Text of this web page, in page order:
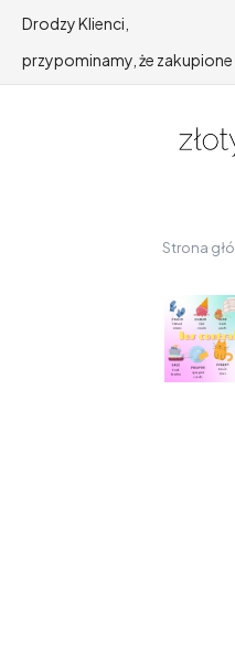
Drodzy Klienci,
przypominamy, że zakupione
Strona